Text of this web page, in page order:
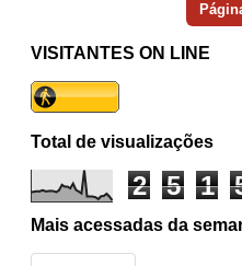
VISITANTES ON LINE
Total de visualizações
2 5 1
Mais acessadas da